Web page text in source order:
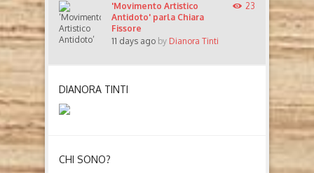
'Movimento Artistico
Antidoto' parla Chiara
Fissore
11 days ago by Dianora Tinti
23
DIANORA TINTI
CHI SONO?